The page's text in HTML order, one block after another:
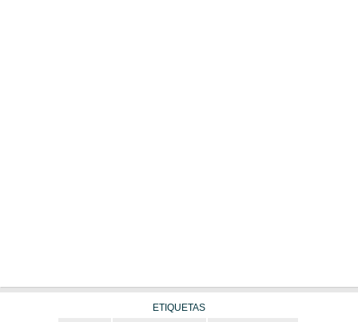
ETIQUETAS